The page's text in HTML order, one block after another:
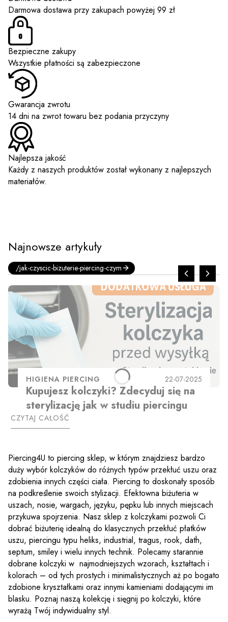
Darmowa dostawa przy zakupach powyżej 99 zł
Bezpieczne zakupy
Wszystkie płatności są zabezpieczone
Gwarancja zwrotu
14 dni na zwrot towaru bez podania przyczyny
Najlepsza jakość
Każdy z naszych produktów został wykonany z najlepszych
materiałów.
Najnowsze artykuły
/jak-czyscic-bizuterie-piercing-czym
HIGIENA PIERCING 22-07-2025
Kupujesz kolczyki? Zdecyduj się na
sterylizację jak w studiu piercingu
CZYTAJ CAŁOŚĆ
Piercing4U to piercing sklep, w którym znajdziesz bardzo
duży wybór kolczyków do różnych typów przekłuć uszu oraz
zdobienia innych części ciała. Piercing to doskonały sposób
na podkreślenie swoich stylizacji. Efektowna biżuteria w
uszach, nosie, wargach, języku, pępku lub innych miejscach
przykuwa spojrzenia. Nasz sklep z kolczykami pozwoli Ci
dobrać biżuterię idealną do klasycznych przekłuć płatków
uszu, piercingu typu heliks, industrial, tragus, rook, dath,
septum, smiley i wielu innych technik. Polecamy starannie
dobrane kolczyki w najmodniejszych wzorach, kształtach i
kolorach – od tych prostych i minimalistycznych aż po bogato
zdobione kryształkami oraz innymi kamieniami dodającymi im
blasku. Poznaj naszą kolekcję i sięgnij po kolczyki, które
wyrażą Twój indywidualny styl.